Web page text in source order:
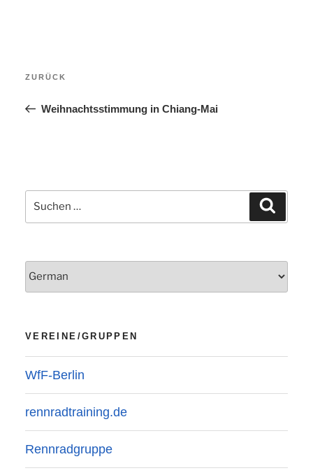
Vorheriger
ZURÜCK
Weihnachtsstimmung in Chiang-Mai
Suchen
nach:
VEREINE/GRUPPEN
WfF-Berlin
rennradtraining.de
Rennradgruppe